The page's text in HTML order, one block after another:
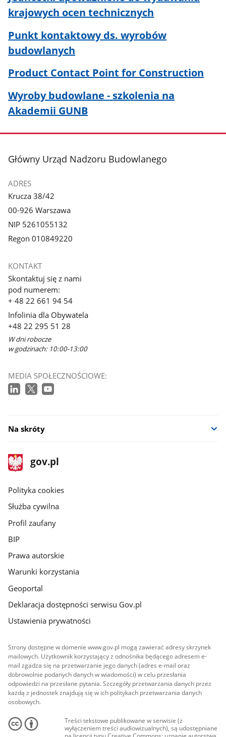
krajowych ocen technicznych
Punkt kontaktowy ds. wyrobów
budowlanych
Product Contact Point for Construction
Wyroby budowlane - szkolenia na
Akademii GUNB
stopka
Główny Urząd Nadzoru Budowlanego
ADRES
Krucza 38/42
00-926 Warszawa
NIP 5261055132
Regon 010849220
KONTAKT
Skontaktuj się z nami
pod numerem:
+ 48 22 661 94 54
Infolinia dla Obywatela
+48 22 295 51 28
W dni robocze
w godzinach: 10:00-13:00
MEDIA SPOŁECZNOŚCIOWE:
Na skróty
stopka
gov.pl
Strona
gov.pl
gov.pl
Polityka cookies
Służba cywilna
Profil zaufany
BIP
Prawa autorskie
Warunki korzystania
Geoportal
Deklaracja dostępności serwisu Gov.pl
Ustawienia prywatności
Strony dostępne w domenie www.gov.pl mogą zawierać adresy skrzynek
mailowych. Użytkownik korzystający z odnośnika będącego adresem e-
mail zgadza się na przetwarzanie jego danych (adres e-mail oraz
dobrowolnie podanych danych w wiadomości) w celu przesłania
odpowiedzi na przesłane pytania. Szczegóły przetwarzania danych przez
każdą z jednostek znajdują się w ich politykach przetwarzania danych
osobowych.
Treści tekstowe publikowane w serwisie (z
wyłączeniem treści audiowizualnych), są udostępniane